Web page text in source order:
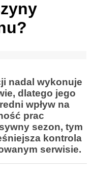
nadal wykonuje
dlatego jego
wpływ na
prac
sezon, tym
kontrola
serwisie.